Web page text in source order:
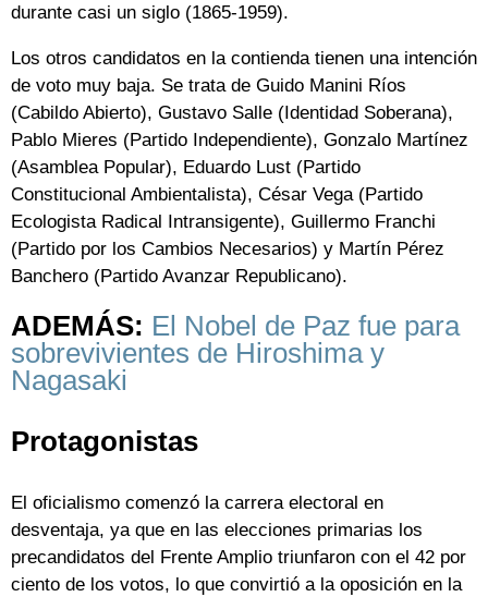
durante casi un siglo (1865-1959).
Los otros candidatos en la contienda tienen una intención
de voto muy baja. Se trata de Guido Manini Ríos
(Cabildo Abierto), Gustavo Salle (Identidad Soberana),
Pablo Mieres (Partido Independiente), Gonzalo Martínez
(Asamblea Popular), Eduardo Lust (Partido
Constitucional Ambientalista), César Vega (Partido
Ecologista Radical Intransigente), Guillermo Franchi
(Partido por los Cambios Necesarios) y Martín Pérez
Banchero (Partido Avanzar Republicano).
ADEMÁS: El Nobel de Paz fue para
sobrevivientes de Hiroshima y
Nagasaki
Protagonistas
El oficialismo comenzó la carrera electoral en
desventaja, ya que en las elecciones primarias los
precandidatos del Frente Amplio triunfaron con el 42 por
ciento de los votos, lo que convirtió a la oposición en la